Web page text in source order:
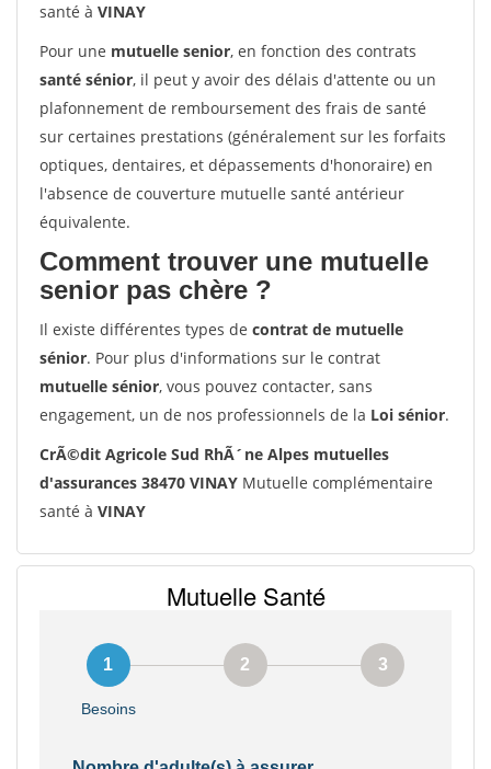
santé à VINAY
Pour une mutuelle senior, en fonction des contrats
santé sénior, il peut y avoir des délais d'attente ou un
plafonnement de remboursement des frais de santé
sur certaines prestations (généralement sur les forfaits
optiques, dentaires, et dépassements d'honoraire) en
l'absence de couverture mutuelle santé antérieur
équivalente.
Comment trouver une mutuelle
senior pas chère ?
Il existe différentes types de contrat de mutuelle
sénior. Pour plus d'informations sur le contrat
mutuelle sénior, vous pouvez contacter, sans
engagement, un de nos professionnels de la Loi sénior.
CrÃ©dit Agricole Sud RhÃ´ne Alpes mutuelles
d'assurances 38470 VINAY Mutuelle complémentaire
santé à VINAY